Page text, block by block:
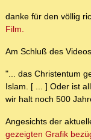
danke für den völlig
Film.
Am Schluß des
"... das Christentum
Islam. [ ... ] Oder ist
wir halt noch 500
Angesichts der
gezeigten Grafik